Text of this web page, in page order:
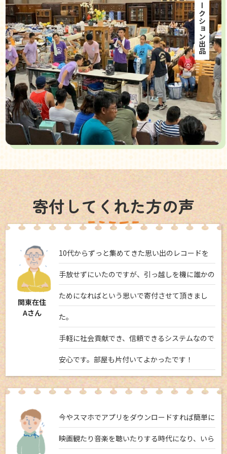
海外オークション出品
寄付してくれた方の声
関東在住
Aさん
10代からずっと集めてきた思い出のレコードを
手放せずにいたのですが、引っ越しを機に誰かの
ためになればという思いで寄付させて頂きまし
た。
手軽に社会貢献でき、信頼できるシステムなので
安心です。部屋も片付いてよかったです！
今やスマホでアプリをダウンロードすれば簡単に
映画観たり音楽を聴いたりする時代になり、いら